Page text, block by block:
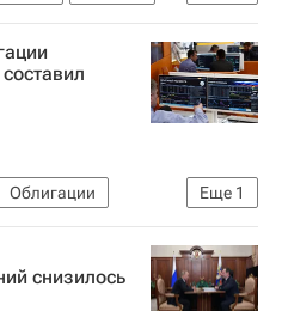
недвижимость
Еще 1
Облигации
снизилось